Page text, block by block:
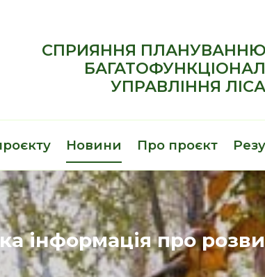
СПРИЯННЯ
УПРАВЛІННЯ
Новини Про проєкт
інформація про